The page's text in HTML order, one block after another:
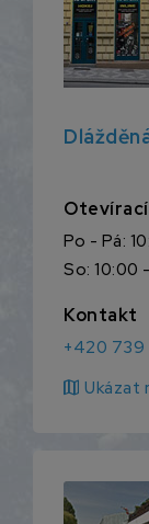
Po - Pá:
So: 10:00
Kontakt
+420
map Ukázat